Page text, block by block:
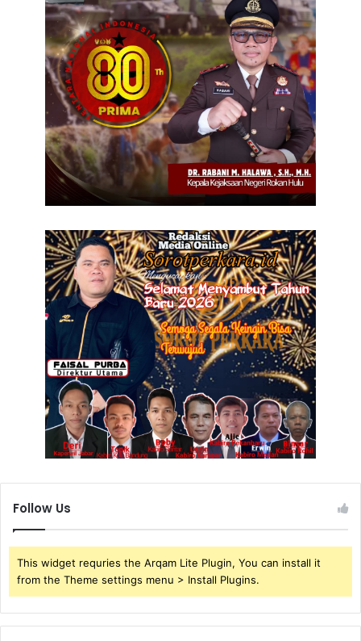
Follow Us
This widget requries the Arqam Lite Plugin, You can install it
from the Theme settings menu > Install Plugins.